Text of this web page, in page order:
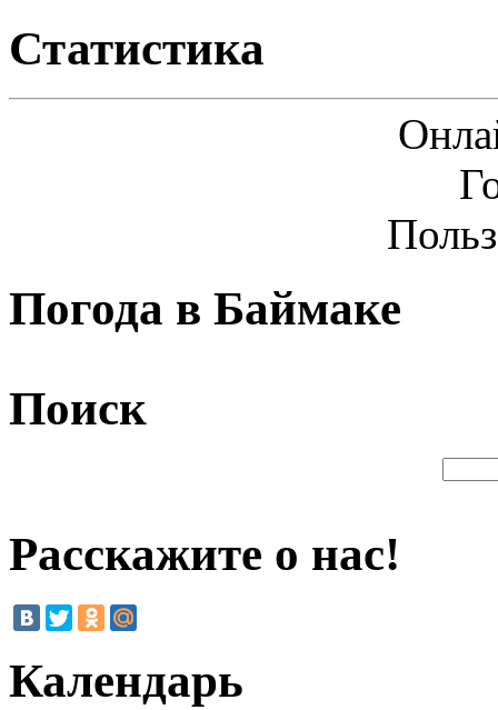
Статистика
Погода в Баймаке
Поиск
Расскажите о нас!
Календарь